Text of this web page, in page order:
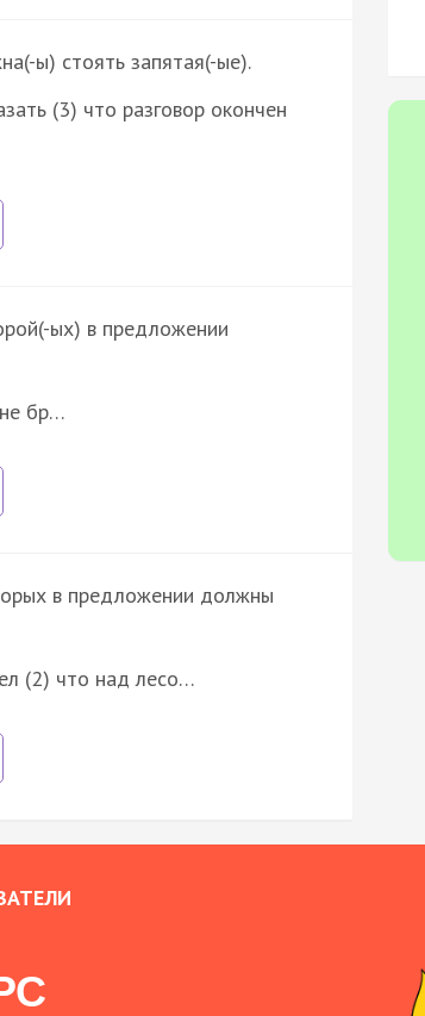
ы) стоять запятая(-ые).
(3) что разговор окончен
ых) в предложении
бр…
в предложении должны
(2) что над лесо…